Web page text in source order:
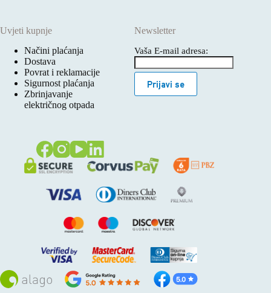
Uvjeti kupnje
Načini plaćanja
Dostava
Povrat i reklamacije
Sigurnost plaćanja
Zbrinjavanje
električnog otpada
Newsletter
Vaša E-mail adresa:
Prijavi se